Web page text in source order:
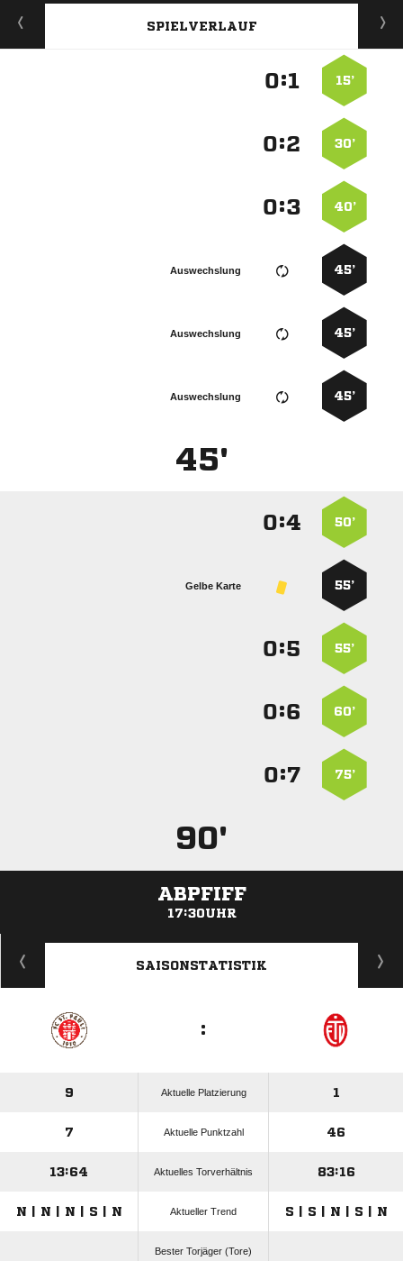
SPIELVERLAUF
15’
:
30’
:
40’
:
45’
Auswechslung
45’
Auswechslung
45’
Auswechslung
45'
50’
:
55’
Gelbe Karte
55’
:
60’
:
75’
:
90'
ABPFIFF
17:30UHR
ANZEIGE
SAISONSTATISTIK
:
9 Aktuelle Platzierung 1
7 Aktuelle Punktzahl 46
13:64 Aktuelles Torverhältnis 83:16
N | N | N | S | N Aktueller Trend S | S | N | S | N
Bester Torjäger (Tore)